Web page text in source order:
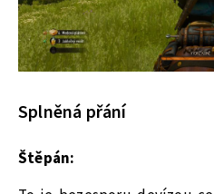
Splněná přání
Štěpán: